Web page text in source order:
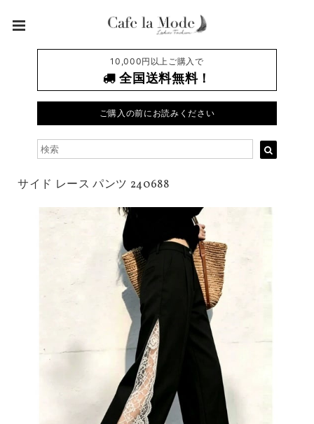
10,000円以上ご購入で
全国送料無料！
ご購入の前にお読みください
サイド レース パンツ 240688